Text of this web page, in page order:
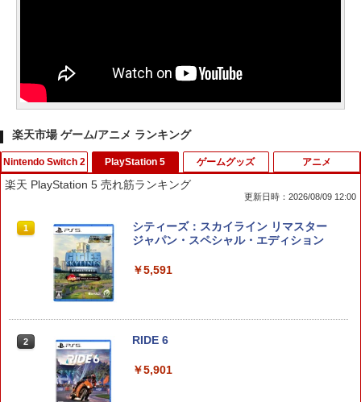
楽天市場 ゲーム/アニメ ランキング
Nintendo Switch 2
1
ホリ ワイヤレスホリパッド TURBO for
Nintendo Switch 2 ルビーマゼンタ [N
2
【特典】ドラゴンクエストモンスターズ
witch2版(【早期購入封入特典】冒険ス
PlayStation 5
楽天 PlayStation 5 売れ筋ランキング
更新日時：2026/08/09 12:00
1
シティーズ：スカイライン リマスター
ジャパン・スペシャル・エディション
￥5,591
2 RIDE 6
￥5,901
ゲームグッズ アニメ